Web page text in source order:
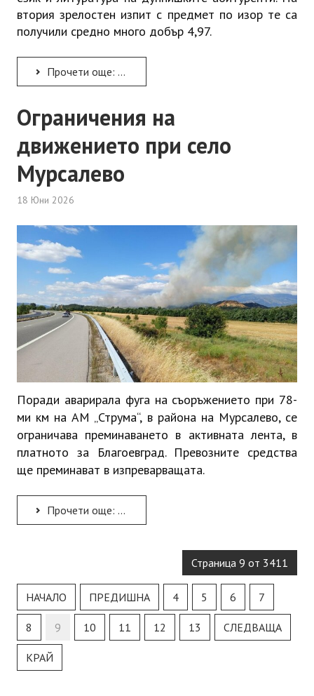
втория зрелостен изпит с предмет по изор те са
получили средно много добър 4,97.
Прочети още: 4,40 е средният успех от матурата по български език
Ограничения на
движението при село
Мурсалево
18 Юни 2026
Поради аварирала фуга на съоръжението при 78-
ми км на АМ „Струма“, в района на Мурсалево, се
ограничава преминаването в активната лента, в
платното за Благоевград. Превозните средства
ще преминават в изпреварващата.
Прочети още: Ограничения на движението при село Мурсалево
Страница 9 от 3411
НАЧАЛО ПРЕДИШНА 4 5 6 7
8 9 10 11 12 13 СЛЕДВАЩА
КРАЙ